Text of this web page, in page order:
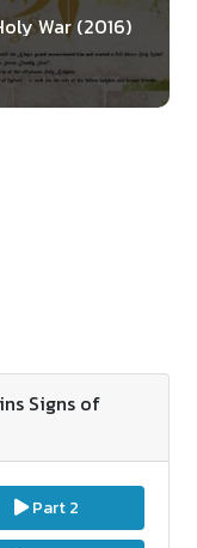
War (2016)
รก เป็นตอนก่อน
Signs of
Part 2